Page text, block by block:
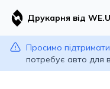
Друкарня від
Просимо підтримати
потребує авто для